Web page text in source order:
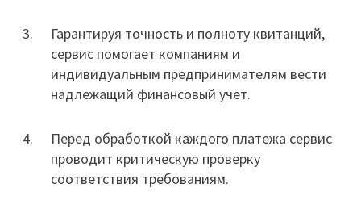
Гарантируя точность и полноту квитанций,
сервис помогает компаниям и
индивидуальным предпринимателям вести
надлежащий финансовый учет.
Перед обработкой каждого платежа сервис
проводит критическую проверку
соответствия требованиям.